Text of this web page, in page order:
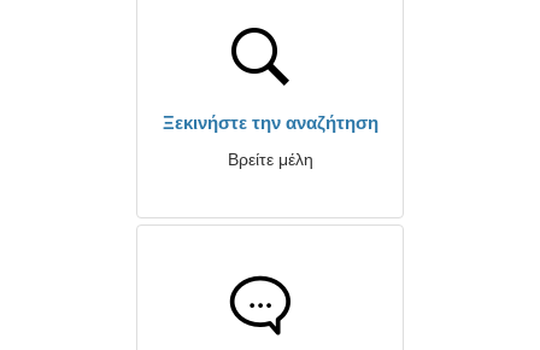
Ξεκινήστε την αναζήτηση
Βρείτε μέλη